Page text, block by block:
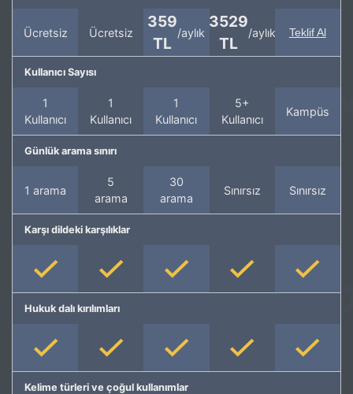
Ücretsiz Ücretsiz
359
TL
/aylık
3529
TL
/aylık Teklif Al
Kullanıcı Sayısı
1
Kullanıcı
1
Kullanıcı
1
Kullanıcı
5+
Kullanıcı
Kampüs
Günlük arama sınırı
1 arama
5
arama
30
arama
Sınırsız Sınırsız
Karşı dildeki karşılıklar
Hukuk dalı kırılımları
Kelime türleri ve çoğul kullanımlar